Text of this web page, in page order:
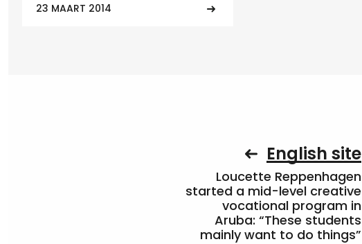
23 MAART 2014
English site
Loucette Reppenhagen
started a mid-level creative
vocational program in
Aruba: “These students
mainly want to do things”